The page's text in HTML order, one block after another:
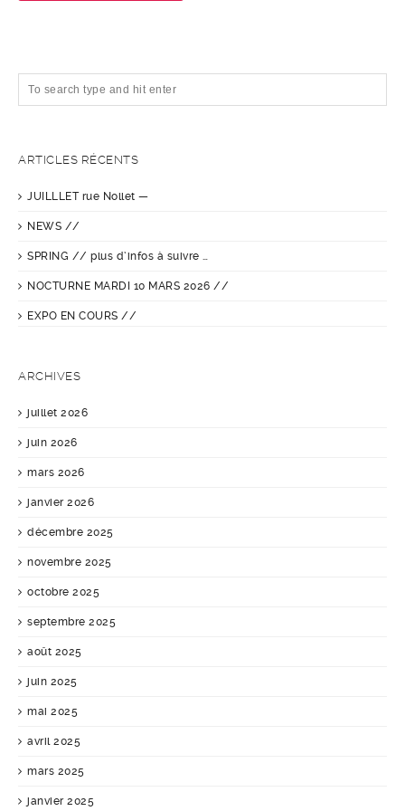
ARTICLES RÉCENTS
JUILLLET rue Nollet —
NEWS //
SPRING // plus d’infos à suivre …
NOCTURNE MARDI 10 MARS 2026 //
EXPO EN COURS //
ARCHIVES
juillet 2026
juin 2026
mars 2026
janvier 2026
décembre 2025
novembre 2025
octobre 2025
septembre 2025
août 2025
juin 2025
mai 2025
avril 2025
mars 2025
janvier 2025